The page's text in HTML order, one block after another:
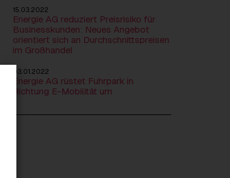
15.03.2022
Energie AG reduziert Preisrisiko für
Businesskunden: Neues Angebot
orientiert sich an Durchschnittspreisen
im Großhandel
03.01.2022
Energie AG rüstet Fuhrpark in
Richtung E-Mobilität um